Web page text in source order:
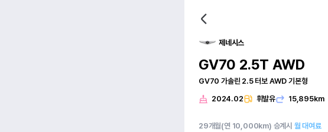
제네시스
GV70 2.5T AWD
GV70 가솔린 2.5 터보 AWD 기본형
2024.02 휘발유 15,895km
29개월(연 10,000km) 승계시 월 대여료